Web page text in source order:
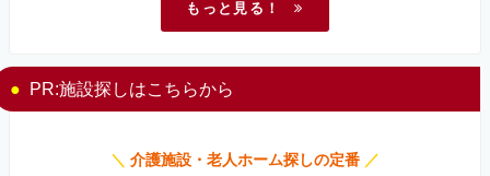
もっと見る！
PR:施設探しはこちらから
＼ 介護施設・老人ホーム探しの定番 ／